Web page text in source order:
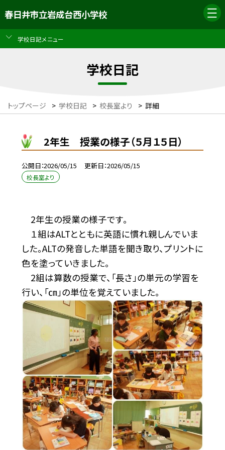
春日井市立岩成台西小学校
学校日記メニュー
学校日記
トップページ > 学校日記 > 校長室より > 詳細
2年生 授業の様子（５月１５日）
公開日 2026/05/15 更新日 2026/05/15
校長室より
2年生の授業の様子です。
１組はALTとともに英語に慣れ親しんでいま
した。ALTの発音した単語を聞き取り、プリントに
色を塗っていきました。
2組は算数の授業で、「長さ」の単元の学習を
行い、「㎝」の単位を覚えていました。